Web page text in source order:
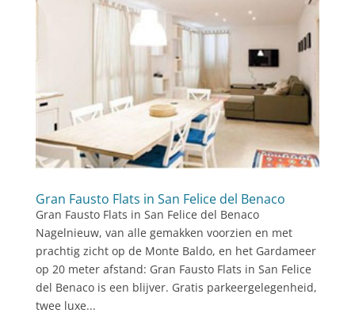
Gran Fausto Flats in San Felice del Benaco
Gran Fausto Flats in San Felice del Benaco
Nagelnieuw, van alle gemakken voorzien en met
prachtig zicht op de Monte Baldo, en het Gardameer
op 20 meter afstand: Gran Fausto Flats in San Felice
del Benaco is een blijver. Gratis parkeergelegenheid,
twee luxe...